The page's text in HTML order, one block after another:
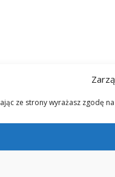
ze strony wyrażasz zgodę